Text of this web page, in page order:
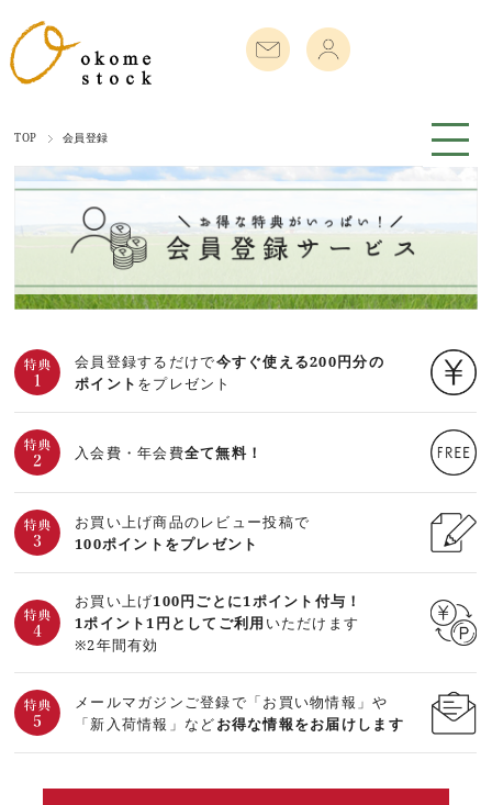
TOP 会員登録
会員登録するだけで今すぐ使える200円分の
ポイント をプレゼント
入会費・年会費全て無料！
お買い上げ商品のレビュー投稿で
100ポイントをプレゼント
お買い上げ100円ごとに1ポイント付与！
1ポイント1円としてご利用 いただけます
※2年間有効
メールマガジンご登録で「お買い物情報」や
「新入荷情報」などお得な情報をお届けします